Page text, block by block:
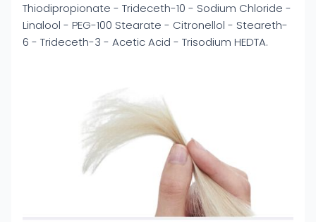
Thiodipropionate - Trideceth-10 - Sodium Chloride -
Linalool - PEG-100 Stearate - Citronellol - Steareth-
6 - Trideceth-3 - Acetic Acid - Trisodium HEDTA.